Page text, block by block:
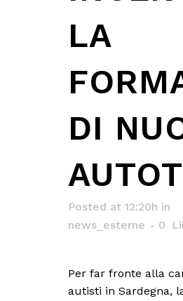
LA
DI
Posted at 12:20h in
news_esterne
0
Per far fronte alla
autisti in Sardegna,